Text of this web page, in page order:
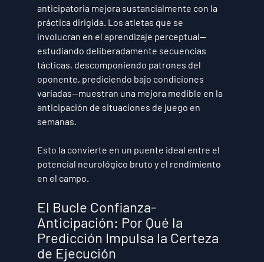
anticipatoria mejora sustancialmente con la
práctica dirigida. Los atletas que se
involucran en el aprendizaje perceptual—
estudiando deliberadamente secuencias
tácticas, descomponiendo patrones del
oponente, prediciendo bajo condiciones
variadas—muestran una mejora medible en la
anticipación de situaciones de juego en
semanas.
Esto la convierte en un puente ideal entre el
potencial neurológico bruto y el rendimiento
en el campo.
El Bucle Confianza-
Anticipación: Por Qué la
Predicción Impulsa la Certeza
de Ejecución